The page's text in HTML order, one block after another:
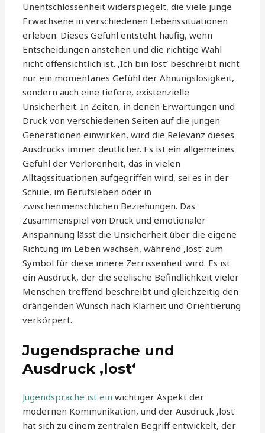
Unentschlossenheit widerspiegelt, die viele junge
Erwachsene in verschiedenen Lebenssituationen
erleben. Dieses Gefühl entsteht häufig, wenn
Entscheidungen anstehen und die richtige Wahl
nicht offensichtlich ist. ‚Ich bin lost‘ beschreibt nicht
nur ein momentanes Gefühl der Ahnungslosigkeit,
sondern auch eine tiefere, existenzielle
Unsicherheit. In Zeiten, in denen Erwartungen und
Druck von verschiedenen Seiten auf die jungen
Generationen einwirken, wird die Relevanz dieses
Ausdrucks immer deutlicher. Es ist ein allgemeines
Gefühl der Verlorenheit, das in vielen
Alltagssituationen aufgegriffen wird, sei es in der
Schule, im Berufsleben oder in
zwischenmenschlichen Beziehungen. Das
Zusammenspiel von Druck und emotionaler
Anspannung lässt die Unsicherheit über die eigene
Richtung im Leben wachsen, während ‚lost‘ zum
Symbol für diese innere Zerrissenheit wird. Es ist
ein Ausdruck, der die seelische Befindlichkeit vieler
Menschen treffend beschreibt und gleichzeitig den
drängenden Wunsch nach Klarheit und Orientierung
verkörpert.
Jugendsprache und
Ausdruck ‚lost‘
Jugendsprache ist ein wichtiger Aspekt der
modernen Kommunikation, und der Ausdruck ‚lost‘
hat sich zu einem zentralen Begriff entwickelt, der